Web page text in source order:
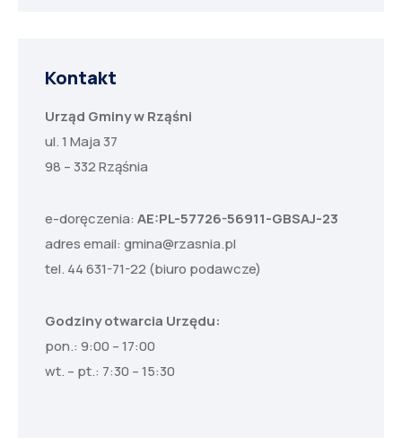
Kontakt
Urząd Gminy w Rząśni
ul. 1 Maja 37
98 – 332 Rząśnia
e-doręczenia: AE:PL-57726-56911-GBSAJ-23
adres email: gmina@rzasnia.pl
tel. 44 631-71-22 (biuro podawcze)
Godziny otwarcia Urzędu:
pon.: 9:00 – 17:00
wt. – pt.: 7:30 – 15:30